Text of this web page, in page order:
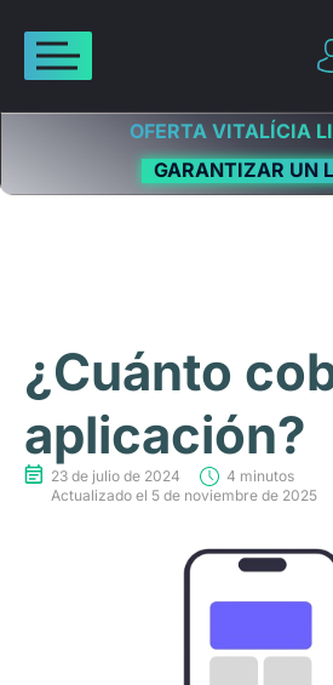
OFERTA VITALÍCIA
GARANTIZAR UN
¿Cuánto
aplicación?
23 de julio de 2024
4 minutos
Actualizado el 5 de noviembre de 2025